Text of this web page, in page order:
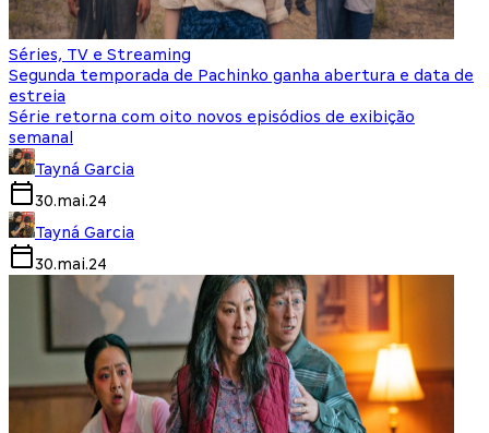
Séries, TV e Streaming
Segunda temporada de Pachinko ganha abertura e data de
estreia
Série retorna com oito novos episódios de exibição
semanal
Tayná Garcia
30.mai.24
Tayná Garcia
30.mai.24